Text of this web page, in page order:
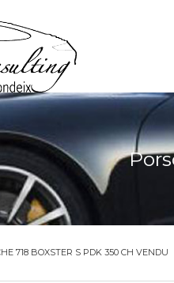
718 BOXSTER S PDK 350 CH VENDU